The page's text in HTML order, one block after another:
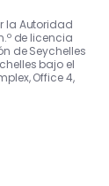
la Autoridad
de licencia
de Seychelles
bajo el
Office 4,